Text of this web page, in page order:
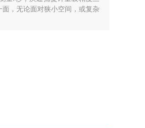
，无论面对狭小空间，或复杂